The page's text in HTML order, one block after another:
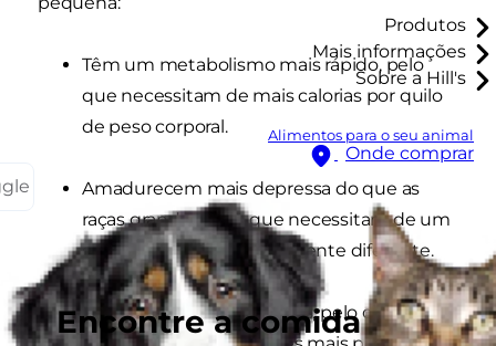
Produtos
Mais informações
Sobre a Hill's
Alimentos para o seu animal
Onde comprar
Encontre a comida
Têm um metabolismo mais rápido, pelo
que necessitam de mais calorias por quilo
de peso corporal.
Amadurecem mais depressa do que as
raças grandes, pelo que necessitam de um
equilíbrio mineral ligeiramente diferente.
Têm bocas mais pequenas, pelo que